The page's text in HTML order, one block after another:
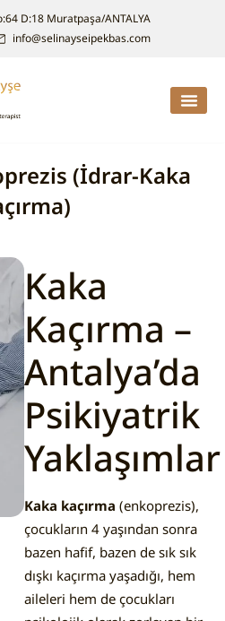
D:18 Muratpaşa/ANTALYA
info@selinayseipekbas.com
(İdrar-Kaka
Kaka
Kaçırma –
Antalya’da
Psikiyatrik
Yaklaşımlar
Kaka kaçırma (enkoprezis),
çocukların 4 yaşından sonra
bazen hafif, bazen de sık sık
dışkı kaçırma yaşadığı, hem
aileleri hem de çocukları